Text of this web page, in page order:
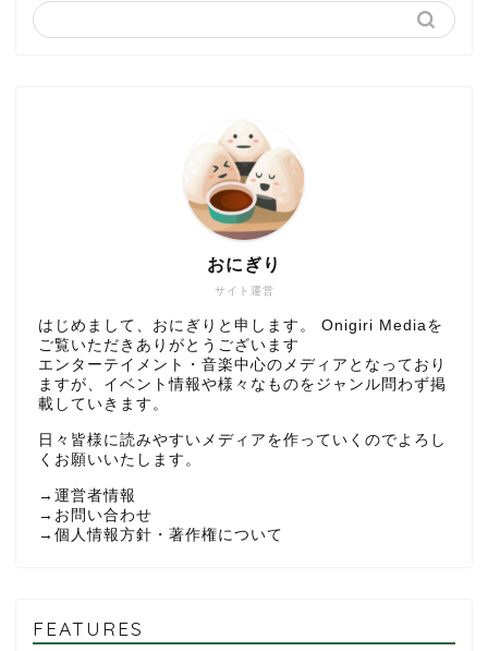
サイト運営
おにぎり
はじめまして、おにぎりと申します。 Onigiri Mediaを
ご覧いただきありがとうございます
エンターテイメント・音楽中心のメディアとなっており
ますが、イベント情報や様々なものをジャンル問わず掲
載していきます。
日々皆様に読みやすいメディアを作っていくのでよろし
くお願いいたします。
→ 運営者情報
→ お問い合わせ
→ 個人情報方針・著作権について
FEATURES